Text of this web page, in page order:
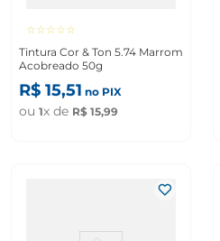
☆☆☆☆☆
Tintura Cor & Ton 5.74 Marrom
Acobreado 50g
R$ 15,51 no PIX
ou 1x de R$ 15,99